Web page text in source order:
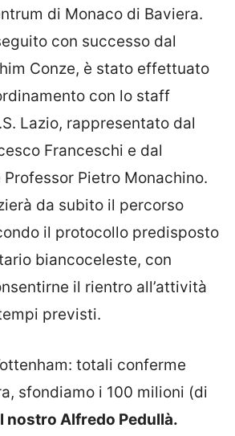
di Monaco di Baviera.
con successo dal
Conze, è stato effettuato
con lo staff
Lazio, rappresentato dal
Franceschi e dal
Pietro Monachino.
da subito il percorso
il protocollo predisposto
biancoceleste, con
il rientro all’attività
previsti.
: totali conferme
sfondiamo i 100 milioni (di
nostro Alfredo Pedullà.